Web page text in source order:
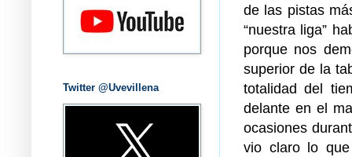
de las pistas
“nuestra liga”
porque nos
superior de la
totalidad del
delante en el
ocasiones
vio claro lo
Twitter @Uvevillena